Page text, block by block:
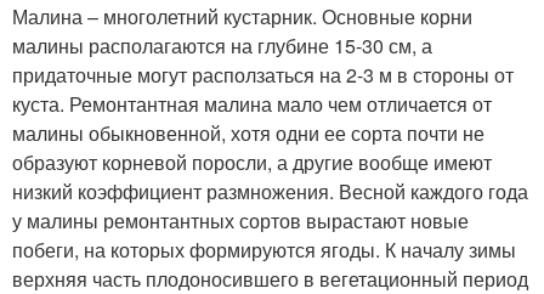
Малина – многолетний кустарник. Основные корни
малины располагаются на глубине 15-30 см, а
придаточные могут расползаться на 2-3 м в стороны от
куста. Ремонтантная малина мало чем отличается от
малины обыкновенной, хотя одни ее сорта почти не
образуют корневой поросли, а другие вообще имеют
низкий коэффициент размножения. Весной каждого года
у малины ремонтантных сортов вырастают новые
побеги, на которых формируются ягоды. К началу зимы
верхняя часть плодоносившего в вегетационный период